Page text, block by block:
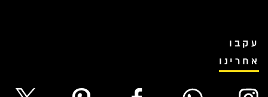
עקבו
אחרינו